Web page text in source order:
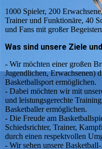
1000 Spieler, 200
Trainer und Funktionäre, 40
und Fans mit großer
Was sind unsere Ziele
- Wir möchten einer großen
Jugendlichen, Erwachsenen)
Basketballsport ermöglichen.
- Dabei möchten wir mit
und leistungsgerechte
Basketballer ermöglichen.
- Die Freude am
Schiedsrichter, Trainer,
durch einen respektvollen
- Wir sehen unsere